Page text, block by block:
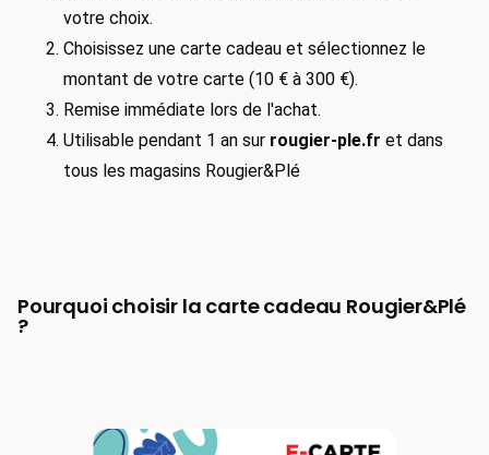
votre choix.
Choisissez une carte cadeau et sélectionnez le
montant de votre carte (10 € à 300 €).
Remise immédiate lors de l'achat.
Utilisable pendant 1 an sur rougier-ple.fr et dans
tous les magasins Rougier&Plé
Pourquoi choisir la carte cadeau Rougier&Plé
?